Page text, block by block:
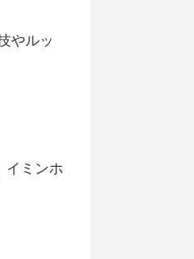
やルッ
イミンホ